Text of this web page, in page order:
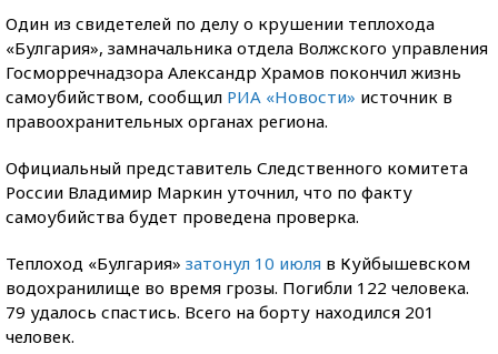
Один из свидетелей по делу о крушении теплохода
«Булгария», замначальника отдела Волжского управления
Госморречнадзора Александр Храмов покончил жизнь
самоубийством, сообщил РИА «Новости» источник в
правоохранительных органах региона.
Официальный представитель Следственного комитета
России Владимир Маркин уточнил, что по факту
самоубийства будет проведена проверка.
Теплоход «Булгария» затонул 10 июля в Куйбышевском
водохранилище во время грозы. Погибли 122 человека.
79 удалось спастись. Всего на борту находился 201
человек.